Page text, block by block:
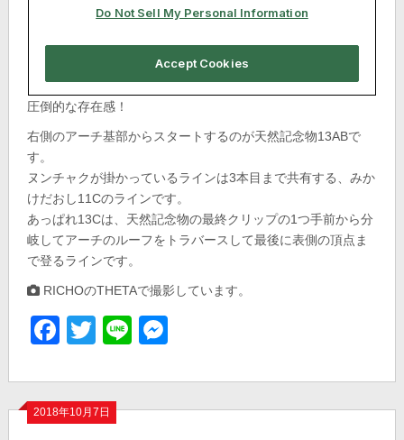
圧倒的な存在感！
右側のアーチ基部からスタートするのが天然記念物13ABで
す。
ヌンチャクが掛かっているラインは3本目まで共有する、みか
けだおし11Cのラインです。
あっぱれ13Cは、天然記念物の最終クリップの1つ手前から分
岐してアーチのルーフをトラバースして最後に表側の頂点ま
で登るラインです。
RICHOのTHETAで撮影しています。
Facebook
Twitter
Line
2018年10月7日